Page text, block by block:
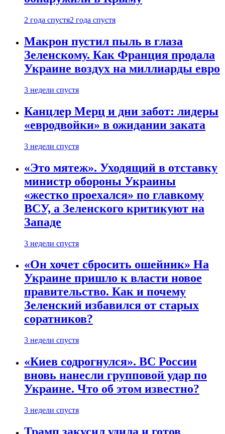
2 года спустя2 года спустя
Макрон пустил пыль в глаза
Зеленскому. Как Франция продала
Украине воздух на миллиарды евро
3 недели спустя
Канцлер Мерц и дни забот: лидеры
«евродвойки» в ожидании заката
3 недели спустя
«Это мятеж». Уходящий в отставку
министр обороны Украины
«жестко проехался» по главкому
ВСУ, а Зеленского критикуют на
Западе
3 недели спустя
«Он хочет сбросить ошейник» На
Украине пришло к власти новое
правительство. Как и почему
Зеленский избавился от старых
соратников?
3 недели спустя
«Киев содрогнулся». ВС России
вновь нанесли групповой удар по
Украине. Что об этом известно?
3 недели спустя